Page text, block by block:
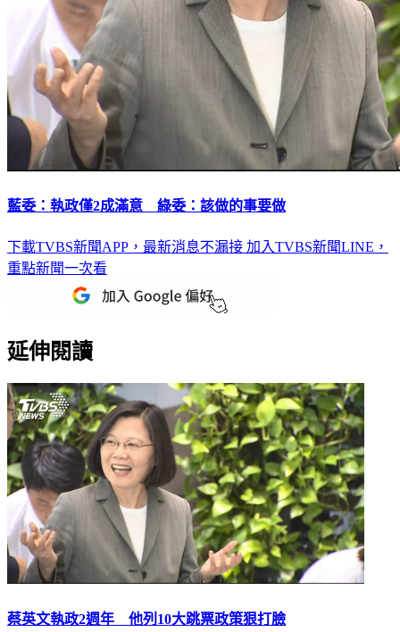
下載TVBS新聞APP，最新消息不漏接
重點新聞一次看